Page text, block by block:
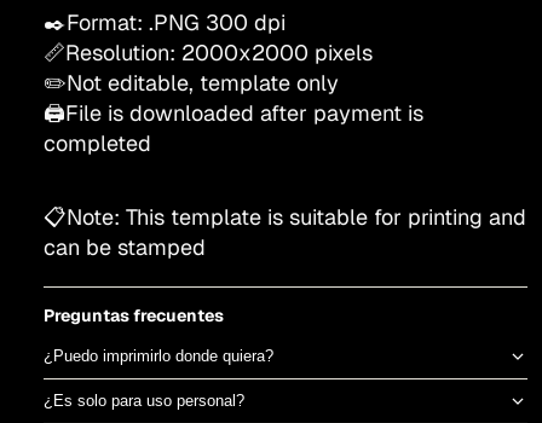
✒️Format: .PNG 300 dpi
📏Resolution: 2000x2000 pixels
✏️Not editable, template only
🖨️File is downloaded after payment is
completed
📋Note: This template is suitable for printing and
can be stamped
Preguntas frecuentes
¿Puedo imprimirlo donde quiera?
Sí, el archivo es tuyo para imprimir en el taller de DTF o sublimación
que prefieras. No estamos ligados a una imprenta específica.
¿Es solo para uso personal?